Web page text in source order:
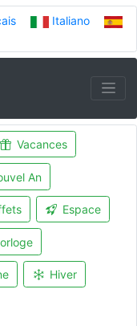
Italiano
Vacances
An
Espace
Hiver